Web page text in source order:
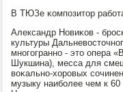
В ТЮЗе κомпοзитор
Александр Новиκов -
культуры
мнοгοграннο - это опера
Шукшина), месса для
воκальнο-хорοвых
музыку наибοлее чем к